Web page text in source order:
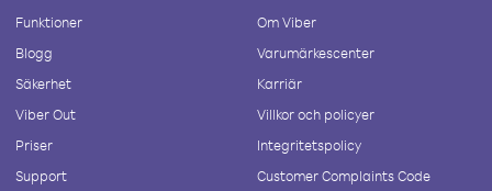
Funktioner
Blogg
Säkerhet
Viber Out
Priser
Support
Om Viber
Varumärkescenter
Karriär
Villkor och policyer
Integritetspolicy
Customer Complaints Code